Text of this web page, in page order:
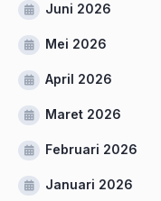
Juni 2026
Mei 2026
April 2026
Maret 2026
Februari 2026
Januari 2026